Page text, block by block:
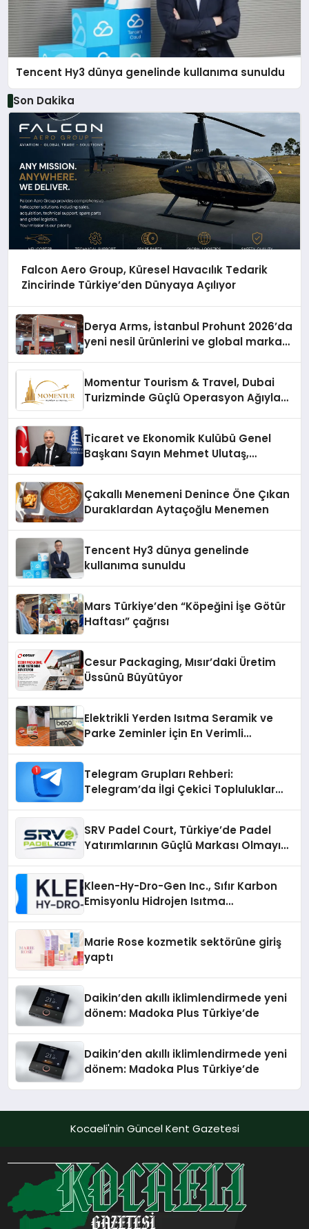
Tencent Hy3 dünya genelinde kullanıma sunuldu
Son Dakika
Falcon Aero Group, Küresel Havacılık Tedarik
Zincirinde Türkiye’den Dünyaya Açılıyor
Derya Arms, İstanbul Prohunt 2026’da
yeni nesil ürünlerini ve global marka
Momentur Tourism & Travel, Dubai
Turizminde Güçlü Operasyon Ağıyla
Ticaret ve Ekonomik Kulübü Genel
Başkanı Sayın Mehmet Ulutaş,
Çakallı Menemeni Denince Öne Çıkan
Duraklardan Aytaçoğlu Menemen
Tencent Hy3 dünya genelinde
kullanıma sunuldu
Mars Türkiye’den “Köpeğini İşe Götür
Haftası” çağrısı
Cesur Packaging, Mısır’daki Üretim
Üssünü Büyütüyor
Elektrikli Yerden Isıtma Seramik ve
Parke Zeminler İçin En Verimli
Telegram Grupları Rehberi:
Telegram’da İlgi Çekici Topluluklar
SRV Padel Court, Türkiye’de Padel
Yatırımlarının Güçlü Markası Olmayı
Kleen-Hy-Dro-Gen Inc., Sıfır Karbon
Emisyonlu Hidrojen Isıtma
Marie Rose kozmetik sektörüne giriş
yaptı
Daikin’den akıllı iklimlendirmede yeni
dönem: Madoka Plus Türkiye’de
Daikin’den akıllı iklimlendirmede yeni
dönem: Madoka Plus Türkiye’de
Kocaeli'nin Güncel Kent Gazetesi